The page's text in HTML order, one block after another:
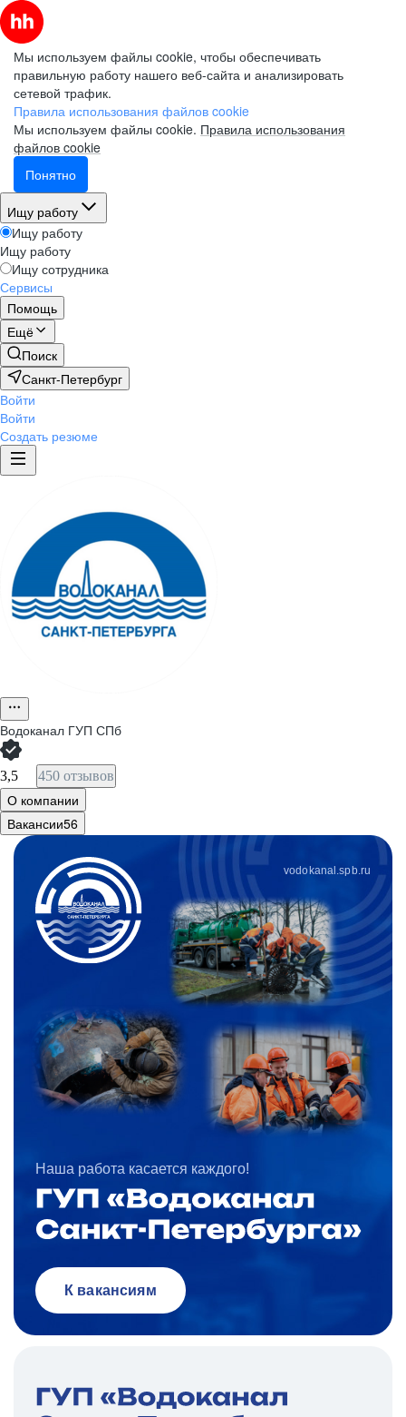
Мы используем файлы cookie, чтобы обеспечивать
правильную работу нашего веб-сайта и анализировать
сетевой трафик.
Правила использования файлов cookie
Мы используем файлы cookie. Правила использования
файлов cookie
Понятно
Ищу работу
Ищу работу
Ищу работу
Ищу сотрудника
Сервисы
Помощь
Ещё
Поиск
Санкт-Петербург
Войти
Войти
Создать резюме
Водоканал ГУП СПб
3,5 450 отзывов
О компании
Вакансии56
vodokanal.spb.ru
Наша работа касается каждого!
К вакансиям